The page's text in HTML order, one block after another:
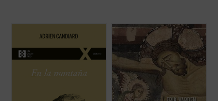
Adrien Candiard nos conduce al corazón
proclama las Bienaventuranzas y propone
exigencias que parecen inalcanzables:
¿Qué hacer cuando el sufrimiento se
vuelve insoportable y las respuestas
convencionales ya no bastan? El monje y
obispo Erik Varden nos propone un camino.
Inspirándose en un antiguo poema
cisterciense, este libro nos invita a
contemplar ...